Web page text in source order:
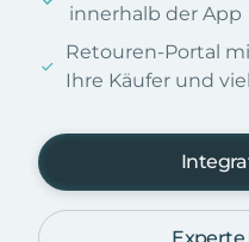
innerhalb der App
Retouren-Portal
Ihre Käufer und